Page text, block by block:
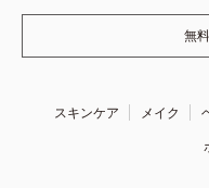
無
スキンケア メイク